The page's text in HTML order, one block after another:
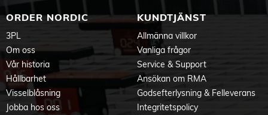
ORDER NORDIC
3PL
Om oss
Vår historia
Hållbarhet
Visselblåsning
Jobba hos oss
KUNDTJÄNST
Allmänna villkor
Vanliga frågor
Service & Support
Ansökan om RMA
Godsefterlysning & Felleverans
Integritetspolicy